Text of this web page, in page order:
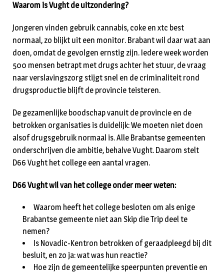
Waarom is Vught de uitzondering?
Jongeren vinden gebruik cannabis, coke en xtc best
normaal, zo blijkt uit een monitor. Brabant wil daar wat aan
doen, omdat de gevolgen ernstig zijn. Iedere week worden
500 mensen betrapt met drugs achter het stuur, de vraag
naar verslavingszorg stijgt snel en de criminaliteit rond
drugsproductie blijft de provincie teisteren.
De gezamenlijke boodschap vanuit de provincie en de
betrokken organisaties is duidelijk: We moeten niet doen
alsof drugsgebruik normaal is. Alle Brabantse gemeenten
onderschrijven die ambitie, behalve Vught. Daarom stelt
D66 Vught het college een aantal vragen.
D66 Vught wil van het college onder meer weten:
Waarom heeft het college besloten om als enige
Brabantse gemeente niet aan Skip die Trip deel te
nemen?
Is Novadic-Kentron betrokken of geraadpleegd bij dit
besluit, en zo ja: wat was hun reactie?
Hoe zijn de gemeentelijke speerpunten preventie en